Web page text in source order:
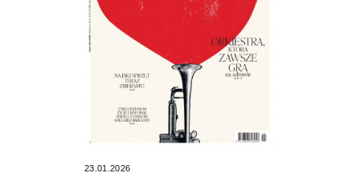
23.01.2026